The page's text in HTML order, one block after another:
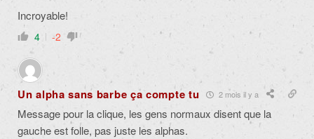
Incroyable!
4 -2
Un alpha sans barbe ça compte tu 2 mois il y a
Message pour la clique, les gens normaux disent que la
gauche est folle, pas juste les alphas.